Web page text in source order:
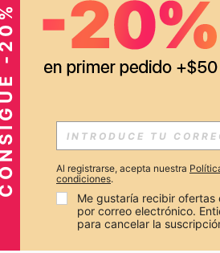
EN APP
PARA RECIBIR OFERTAS
+ 593
+ 593
-20% Al registrarse, acepta nuestra
condiciones.
Me gustaría recibir ofertas
por correo electrónico.
para cancelar la